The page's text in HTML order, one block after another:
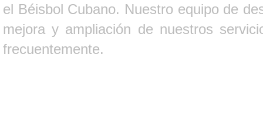
el Béisbol Cubano. Nuestro equipo de
mejora y ampliación de nuestros
frecuentemente.